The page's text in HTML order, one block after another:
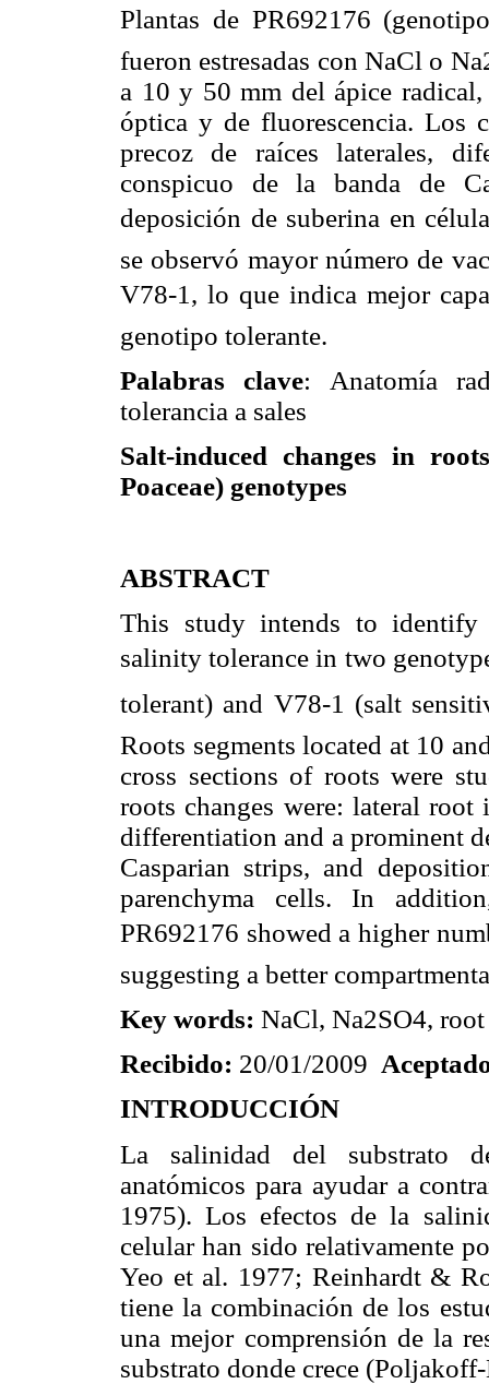
Plantas de PR692176
fueron estresadas con NaCl o
a 10 y 50 mm del ápice
óptica y de fluorescencia. Los
precoz de raíces laterales,
conspicuo de la banda de
deposición de suberina en
se observó mayor número de
V78-1, lo que indica mejor
genotipo tolerante.
Palabras clave: Anatomía
tolerancia a sales
Salt-induced changes in
Poaceae) genotypes
ABSTRACT
This study intends to identify
salinity tolerance in two
tolerant) and V78-1 (salt
Roots segments located at 10
cross sections of roots were
roots changes were: lateral
differentiation and a prominent
Casparian strips, and
parenchyma cells. In
PR692176 showed a higher
suggesting a better
Key words: NaCl, Na2SO4, root
Recibido: 20/01/2009
INTRODUCCIÓN
La salinidad del substrato
anatómicos para ayudar a
1975). Los efectos de la
celular han sido relativamente
Yeo et al. 1977; Reinhardt &
tiene la combinación de los
una mejor comprensión de la
substrato donde crece